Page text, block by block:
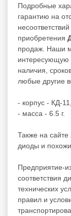
Подробные
гарантию на
приобретения
продаж. Наши
интересующую
наличия,
любые другие
- корпус - КД-
- масса - 6.5 г.
Также на
диоды и
Предприятие-
соответствия
технических
правил и